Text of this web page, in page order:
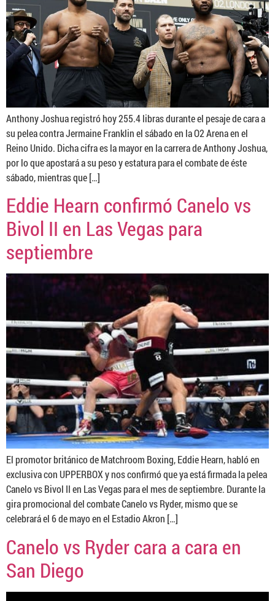
Anthony Joshua registró hoy 255.4 libras durante el pesaje de cara a
su pelea contra Jermaine Franklin el sábado en la O2 Arena en el
Reino Unido. Dicha cifra es la mayor en la carrera de Anthony Joshua,
por lo que apostará a su peso y estatura para el combate de éste
sábado, mientras que […]
Eddie Hearn confirmó Canelo vs
Bivol II en Las Vegas para
septiembre
El promotor británico de Matchroom Boxing, Eddie Hearn, habló en
exclusiva con UPPERBOX y nos confirmó que ya está firmada la pelea
Canelo vs Bivol II en Las Vegas para el mes de septiembre. Durante la
gira promocional del combate Canelo vs Ryder, mismo que se
celebrará el 6 de mayo en el Estadio Akron […]
Canelo vs Ryder cara a cara en
San Diego